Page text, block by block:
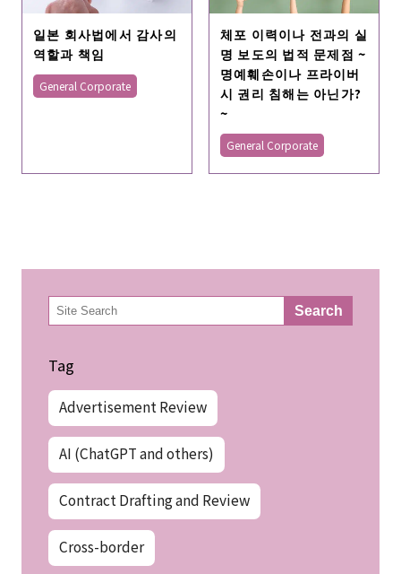
일본 회사법에서 감사의
역할과 책임
General Corporate
체포 이력이나 전과의 실
명 보도의 법적 문제점 ~
명예훼손이나 프라이버
시 권리 침해는 아닌가?
~
General Corporate
検
索 Search
Tag
Advertisement Review
AI (ChatGPT and others)
Contract Drafting and Review
Cross-border